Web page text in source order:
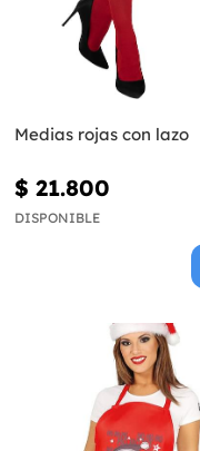
Medias rojas con lazo
$ 21.800
DISPONIBLE